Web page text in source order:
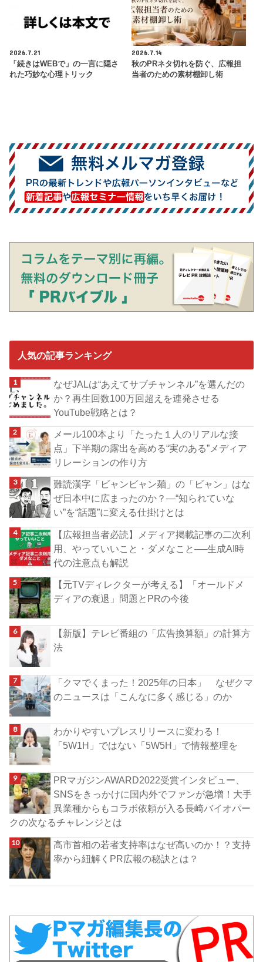
2026.7.21
「続きはWEBで」の一言に隠さ
れた巧妙な心理トリック
2026.7.14
秋のPRネタ切れを防ぐ、広報担
当者のための素材棚卸し術
人気の記事ランキング
なぜJALは“あえてサブチャンネル”を選んだの
か？再生回数100万回超えを連発させる
YouTube戦略とは？
メール100本より「たった１人のリアルな接
点」下半期の露出を高める“実のある”メディア
リレーションの作り方
難読漢字「ビャンビャン麺」の「ビャン」はな
ぜ日本中に広まったのか？―“知られていな
い”を“話題”に変える仕掛けとは
【広報担当者必読】メディア掲載記事の二次利
用、やっていいこと・ダメなこと──生成AI時
代の注意点も解説
【元TVディレクターが考える】「オールドメ
ディアの衰退」問題とPRの今後
【新版】テレビ番組の「広告換算額」の計算方
法
「クマでくまった！2025年の日本」 なぜクマ
のニュースは「こんなに多く感じる」のか
わかりやすいプレスリリースに変わる！
「5W1H」ではない「5W5H」で情報整理を
PRマガジンAWARD2022受賞インタビュー、
SNSをきっかけに国内外でファンが急増！大手
異業種からもコラボ依頼が入る長崎バイオパー
クの次なるチャレンジとは
高市首相の若者支持率はなぜ高いのか！？支持
率から紐解くPR広報の秘訣とは？